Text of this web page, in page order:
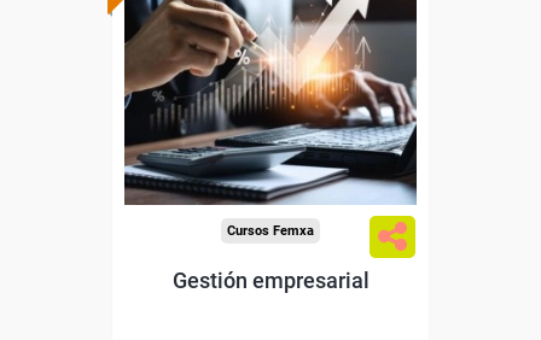
Para trabajadores y
autónomos de Madrid.
Para todos los sectores.
Cursos Femxa
Gestión empresarial